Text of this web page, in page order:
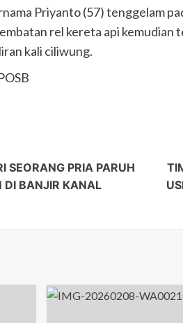
Priyanto (57) tenggelam
rel kereta api
kali ciliwung.
SEORANG PRIA PARUH
DI BANJIR KANAL